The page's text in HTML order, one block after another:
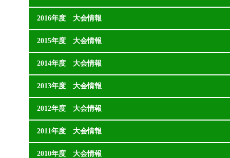
2016年度 大会情報
2015年度 大会情報
2014年度 大会情報
2013年度 大会情報
2012年度 大会情報
2011年度 大会情報
2010年度 大会情報